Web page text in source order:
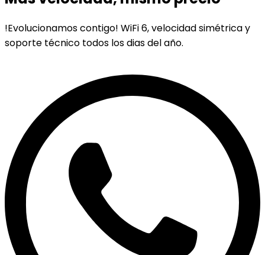
!Evolucionamos contigo! WiFi 6, velocidad simétrica y
soporte técnico todos los dias del año.